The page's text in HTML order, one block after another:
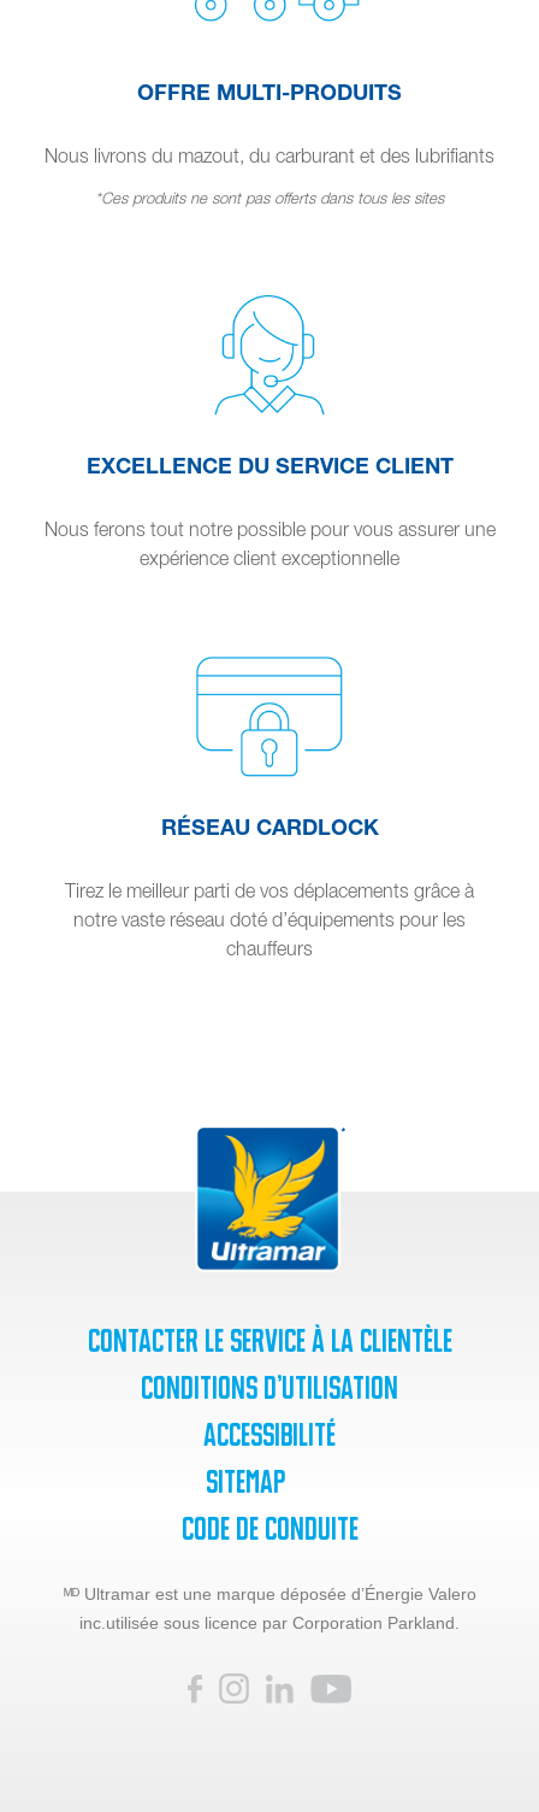
OFFRE MULTI-PRODUITS
Nous livrons du mazout, du carburant et des lubrifiants
*Ces produits ne sont pas offerts dans tous les sites
EXCELLENCE DU SERVICE CLIENT
Nous ferons tout notre possible pour vous assurer une
expérience client exceptionnelle
RÉSEAU CARDLOCK
Tirez le meilleur parti de vos déplacements grâce à
notre vaste réseau doté d’équipements pour les
chauffeurs
Contacter le service à la clientèle
Conditions d’utilisation
Accessibilité
SiteMap
Code de Conduite
ᴹᴰ Ultramar est une marque déposée d’Énergie Valero
inc. utilisée sous licence par Corporation Parkland.